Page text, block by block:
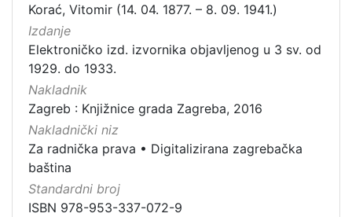
Korać, Vitomir (14. 04. 1877. – 8. 09. 1941.)
Izdanje
Elektroničko izd. izvornika objavljenog u 3 sv. od
1929. do 1933.
Nakladnik
Zagreb : Knjižnice grada Zagreba, 2016
Nakladnički niz
Za radnička prava • Digitalizirana zagrebačka
baština
Standardni broj
ISBN 978-953-337-072-9